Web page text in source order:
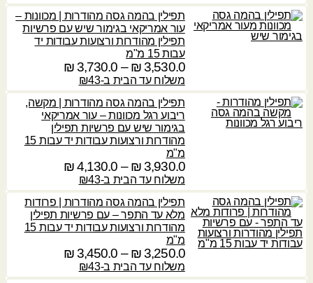
ו
ח
מ
ח
י
י
ם
:
⁦
3
,
0
0
.
0
₪
⁩
תפילין בהמה גסה מהודרות | מכוונות –
עור אמריקאי בגימור שיש עם פרשיות
תפילין מהודרות ורצועות עבודות יד
עבות 15 מ"מ
3,530.0
₪
–
3,730.0
₪ט
ו
ח
מ
ח
ר
ם
:
⁦
3
,
3
משלוח עד הבית ב-₪43
תפילין בהמה גסה מהודרות | מקשה,
ריבוע רגל מכוונות – עור אמריקאי
בגימור שיש עם פרשיות תפילין
מהודרות ורצועות עבודות יד עבות 15
מ"מ
3,930.0
₪
–
4,130.0
₪ט
ו
ח
מ
ח
י
י
משלוח עד הבית ב-₪43
תפילין בהמה גסה מהודרות | פרודות
מלא עד התפר – עם פרשיות תפילין
מהודרות ורצועות עבודות יד עבות 15
מ"מ
3,250.0
₪
–
3,450.0
₪ט
משלוח עד הבית ב-₪43